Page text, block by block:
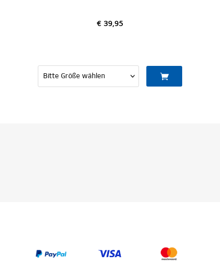
€ 39,95